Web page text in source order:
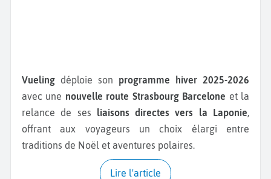
Vueling déploie son programme hiver 2025-2026
avec une nouvelle route Strasbourg Barcelone et la
relance de ses
liaisons directes vers la Laponie
offrant aux voyageurs un choix élargi entre
traditions de Noël et aventures polaires.
Lire l'article